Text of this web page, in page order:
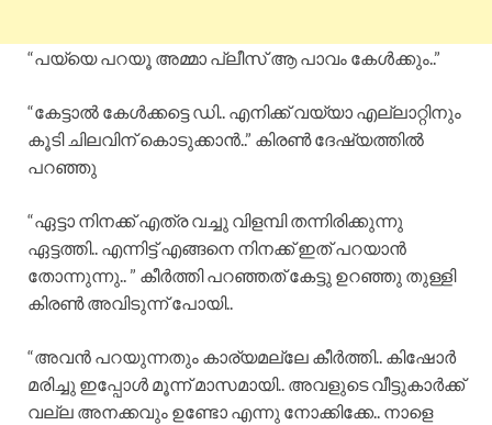
“പയ്യെ പറയൂ അമ്മാ പ്ലീസ് ആ പാവം കേൾക്കും..”
“കേട്ടാൽ കേൾക്കട്ടെ ഡി.. എനിക്ക് വയ്യാ എല്ലാറ്റിനും
കൂടി ചിലവിന് കൊടുക്കാൻ..” കിരൺ ദേഷ്യത്തിൽ
പറഞ്ഞു
“ഏട്ടാ നിനക്ക് എത്ര വച്ചു വിളമ്പി തന്നിരിക്കുന്നു
ഏട്ടത്തി.. എന്നിട്ട് എങ്ങനെ നിനക്ക്‌ ഇത് പറയാൻ
തോന്നുന്നു.. ” കീർത്തി പറഞ്ഞത് കേട്ടു ഉറഞ്ഞു തുള്ളി
കിരൺ അവിടുന്ന് പോയി..
“അവൻ പറയുന്നതും കാര്യമല്ലേ കീർത്തി.. കിഷോർ
മരിച്ചു ഇപ്പോൾ മൂന്ന് മാസമായി.. അവളുടെ വീട്ടുകാർക്ക്
വല്ല അനക്കവും ഉണ്ടോ എന്നു നോക്കിക്കേ.. നാളെ